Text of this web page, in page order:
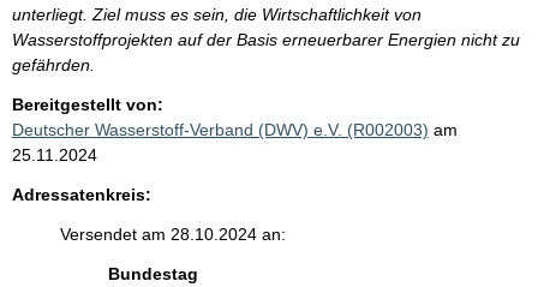
unterliegt. Ziel muss es sein, die Wirtschaftlichkeit von
Wasserstoffprojekten auf der Basis erneuerbarer Energien nicht zu
gefährden.
Bereitgestellt von:
Deutscher Wasserstoff-Verband (DWV) e.V. (R002003) am
25.11.2024
Adressatenkreis:
Versendet am 28.10.2024 an:
Bundestag